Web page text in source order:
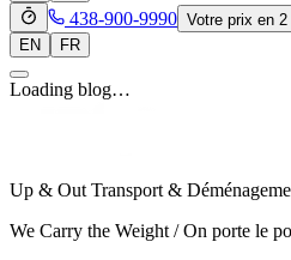
438-900-9990 Votre prix en
EN
FR
Loading blog…
Up & Out Transport &
We Carry the Weight / On porte le